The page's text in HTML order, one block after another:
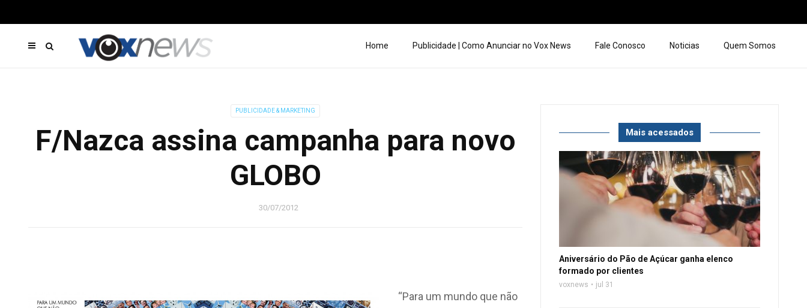
Home Publicidade | Como Anunciar no Vox News Fale Conosco Noticias Quem Somos
PUBLICIDADE & MARKETING
F/Nazca assina campanha para novo
GLOBO
30/07/2012
“Para um mundo que não
Mais acessados
Aniversário do Pão de Açúcar ganha elenco
formado por clientes
voxnews jul 31